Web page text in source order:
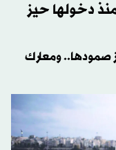
منذ دخولها حيز
صمودها.. ومعارك